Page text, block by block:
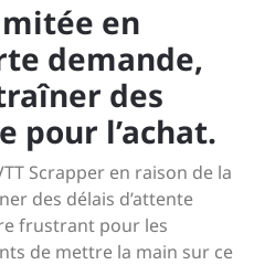
en
demande,
des
pour l’achat.
Scrapper en raison de la
des délais d’attente
frustrant pour les
de mettre la main sur ce